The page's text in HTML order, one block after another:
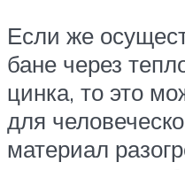
Если же
бане через
цинка, то это
для
материал